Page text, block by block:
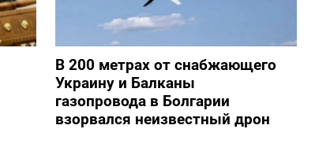
В 200 метрах от снабжающего
Украину и Балканы
газопровода в Болгарии
взорвался неизвестный дрон